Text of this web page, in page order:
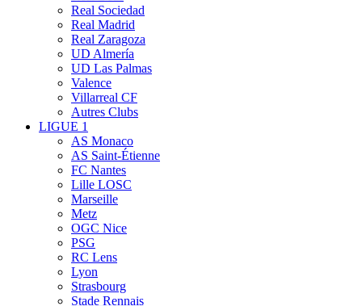
Real Sociedad
Real Madrid
Real Zaragoza
UD Almería
UD Las Palmas
Valence
Villarreal CF
Autres Clubs
LIGUE 1
AS Monaco
AS Saint-Étienne
FC Nantes
Lille LOSC
Marseille
Metz
OGC Nice
PSG
RC Lens
Lyon
Strasbourg
Stade Rennais